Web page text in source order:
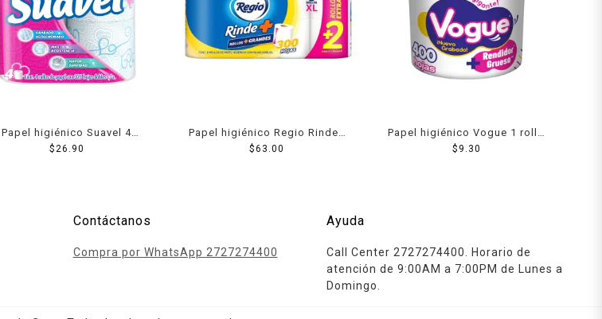
Papel higiénico Suavel 4
rollos de 325 hojas dobles
$ 26.90
Papel higiénico Regio Rinde+
6 rollos + 2 rollos 300 hojas
$63.00
Papel higiénico Vogue 1 rollo
400 hojas dobles
$ 9.30
Contáctanos
Compra por WhatsApp 2727274400
Ayuda
Call Center 2727274400. Horario de
atención de 9:00AM a 7:00PM de Lunes a
Domingo.